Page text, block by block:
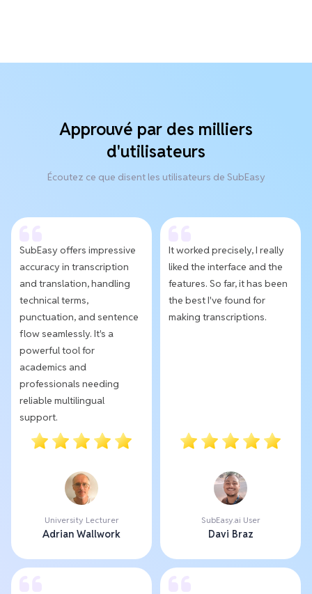
Approuvé par des milliers
d'utilisateurs
Écoutez ce que disent les utilisateurs de SubEasy
SubEasy offers impressive
accuracy in transcription
and translation, handling
technical terms,
punctuation, and sentence
flow seamlessly. It's a
powerful tool for
academics and
professionals needing
reliable multilingual
support.
University Lecturer
Adrian Wallwork
It worked precisely, I really
liked the interface and the
features. So far, it has been
the best I've found for
making transcriptions.
SubEasy.ai User
Davi Braz